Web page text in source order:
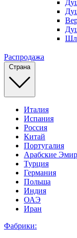
Распродажа
Страна
Италия
Испания
Россия
Китай
Португалия
Арабские
Турция
Германия
Польша
Индия
ОАЭ
Иран
Фабрики: